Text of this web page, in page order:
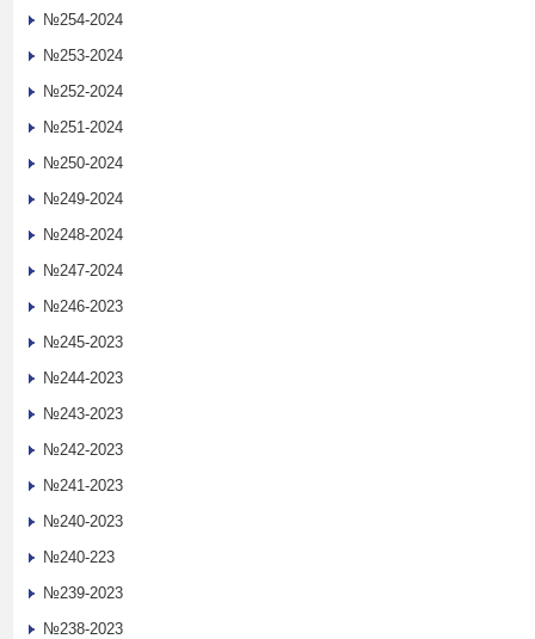
№254-2024
№253-2024
№252-2024
№251-2024
№250-2024
№249-2024
№248-2024
№247-2024
№246-2023
№245-2023
№244-2023
№243-2023
№242-2023
№241-2023
№240-2023
№240-223
№239-2023
№238-2023